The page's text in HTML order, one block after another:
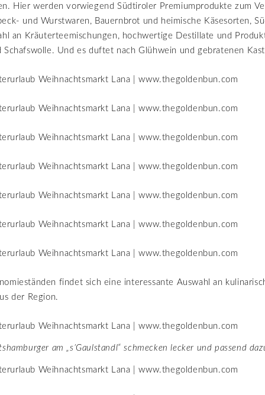
Hier werden vorwiegend Südtiroler Premiumprodukte zum
und Wurstwaren, Bauernbrot und heimische Käsesorten,
an Kräuterteemischungen, hochwertige Destillate und
Schafswolle. Und es duftet nach Glühwein und gebratenen
findet sich eine interessante Auswahl an
der Region.
am „s’Gaulstandl“ schmecken lecker und passend